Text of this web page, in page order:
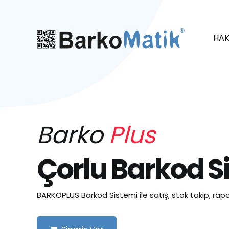
BarkoPlus
Çorlu Barkod
BARKOPLUS Barkod Sistemi ile satış, stok takip,